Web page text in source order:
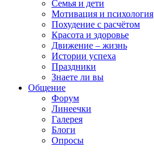
Семья и дети
Мотивация и психология
Похудение с расчётом
Красота и здоровье
Движение – жизнь
Истории успеха
Праздники
Знаете ли вы
Общение
Форум
Линеечки
Галерея
Блоги
Опросы